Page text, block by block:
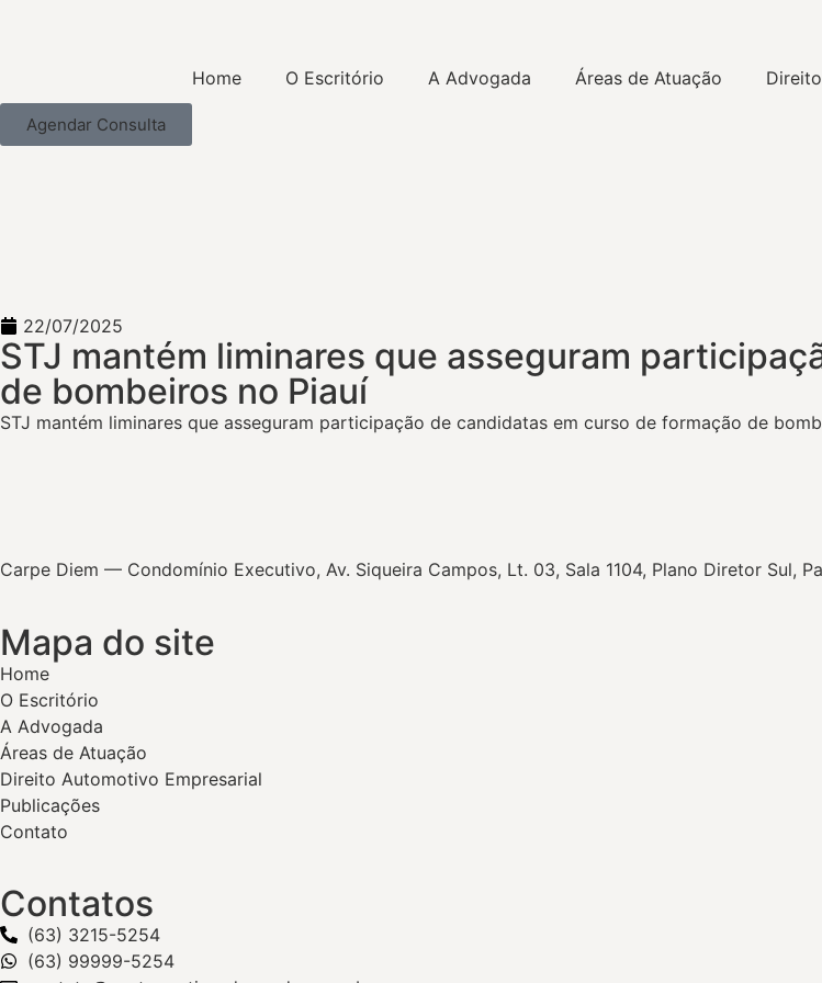
Home O Escritório A Advogada Áreas de Atuação
Agendar Consulta
22/07/2025
STJ mantém liminares que asseguram
de bombeiros no Piauí
STJ mantém liminares que asseguram participação de candidatas em curso de formação de
Carpe Diem — Condomínio Executivo, Av. Siqueira Campos, Lt. 03, Sala 1104, Plano Diretor Sul,
Mapa do site
Home
O Escritório
A Advogada
Áreas de Atuação
Direito Automotivo Empresarial
Publicações
Contato
Contatos
(63) 3215-5254
(63) 99999-5254